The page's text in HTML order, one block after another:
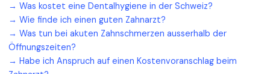
→ Was kostet eine Dentalhygiene in der Schweiz?
→ Wie finde ich einen guten Zahnarzt?
→ Was tun bei akuten Zahnschmerzen ausserhalb der
Öffnungszeiten?
→ Habe ich Anspruch auf einen Kostenvoranschlag beim